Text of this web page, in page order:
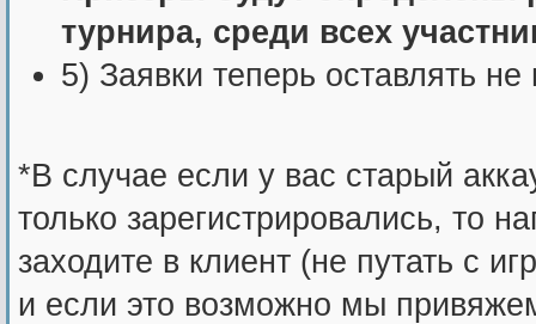
турнира, среди всех
5) Заявки теперь оставлять
*В случае если у вас старый
только зарегистрировались, то
заходите в клиент (не путать с
и если это возможно мы